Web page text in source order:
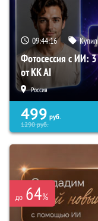
09:44:15
Фотосессия с ИИ:
от KK AI
Россия
499 руб.
1290руб.
до 64%